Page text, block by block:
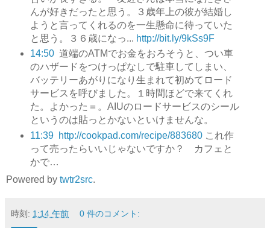
んが好きだったと思う。３歳年上の彼が結婚し
ようと言ってくれるのを一生懸命に待っていた
と思う。３６歳になっ... http://bit.ly/9kSs9F
14:50 道端のATMでお金をおろそうと、つい車
のハザードをつけっぱなしで駐車してしまい、
バッテリーあがりになり生まれて初めてロード
サービスを呼びました。１時間ほどで来てくれ
た。よかった＝。AIUのロードサービスのシール
というのは貼っとかないといけませんな。
11:39
http://cookpad.com/recipe/883680これ作
って売ったらいいじゃないですか？ カフェと
かで…
Powered by twtr2src.
時刻: 1:14 午前 0 件のコメント: